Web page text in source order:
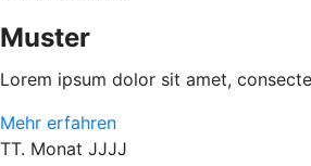
Muster
Lorem ipsum dolor sit amet,
Mehr erfahren
TT. Monat JJJJ